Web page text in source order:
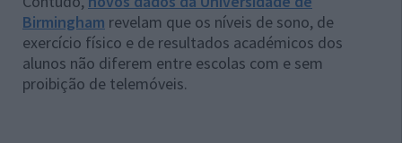
Birmingham revelam que os níveis de sono, de
exercício físico e de resultados académicos dos
alunos não diferem entre escolas com e sem
proibição de telemóveis.